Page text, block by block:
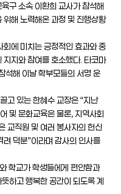
구 소속 이환희 교사가 참석해
해 노력해온 과정 및 진행상황
에 미치는 긍정적인 효과와 중
지와 참여를 호소했다. 타코마
석해 이날 학부모들의 서명 운
고 있는 한혜수 교장은 “지난
및 문화교육은 물론, 지역사회
교직원 및 여러 봉사자의 헌신
덕분”이라며 감사의 인사를
학교가 학생들에게 편안함과
하고 행복한 공간이 되도록 계